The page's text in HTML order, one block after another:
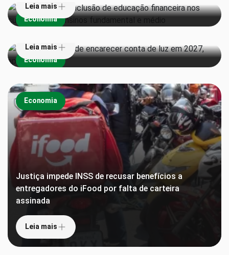
Economia
Leia mais
Economia
Super El Niño pode encarecer conta de luz em 2027,
aponta estudo
Leia mais
Economia
Justiça impede INSS de recusar benefícios a
entregadores do iFood por falta de carteira
assinada
Leia mais